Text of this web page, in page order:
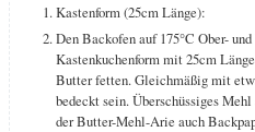
Kastenform (25cm Länge):
Den Backofen auf 175°C Ober-
Kastenkuchenform mit 25cm
Butter fetten. Gleichmäßig mit
bedeckt sein. Überschüssiges
der Butter-Mehl-Arie auch